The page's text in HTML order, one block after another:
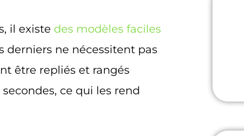
il existe des modèles faciles
derniers ne nécessitent pas
être repliés et rangés
ce qui les rend